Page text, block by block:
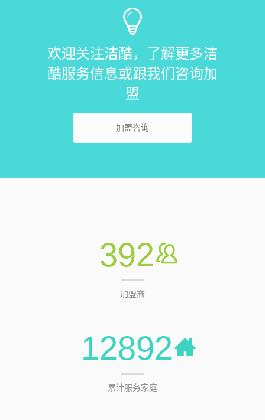
欢迎关注洁酷，了解更多洁
酷服务信息或跟我们咨询加
盟
加盟咨询
392
加盟商
12892
累计服务家庭